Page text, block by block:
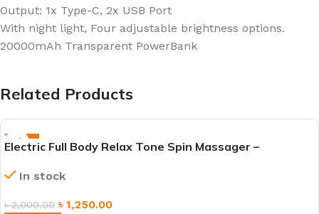
Output: 1x Type-C, 2x USB Port
With night light, Four adjustable brightness options.
20000mAh Transparent PowerBank
Related Products
-38%
Electric Full Body Relax Tone Spin Massager –
In stock
৳2,000.00 ৳ 1,250.00